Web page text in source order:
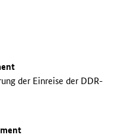
der Einreise der DDR-